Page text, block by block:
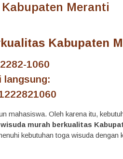
Meranti
Kabupaten
1060
langsung:
mahasiswa. Oleh karena itu,
murah berkualitas
kebutuhan toga wisuda dengan